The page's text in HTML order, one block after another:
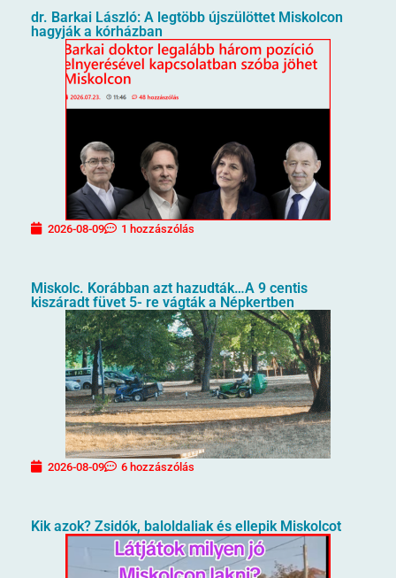
dr. Barkai László: A legtöbb újszülöttet Miskolcon
hagyják a kórházban
2026-08-09 1 hozzászólás
Miskolc. Korábban azt hazudták…A 9 centis
kiszáradt füvet 5- re vágták a Népkertben
2026-08-09 6 hozzászólás
Kik azok? Zsidók, baloldaliak és ellepik Miskolcot